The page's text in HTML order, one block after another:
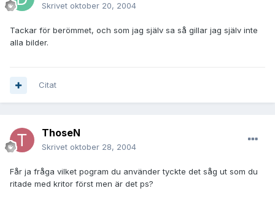
Skrivet oktober 20, 2004
Tackar för berömmet, och som jag själv sa så gillar jag själv inte
alla bilder.
Citat
ThoseN
Skrivet oktober 28, 2004
Får ja fråga vilket pogram du använder tyckte det såg ut som du
ritade med kritor först men är det ps?